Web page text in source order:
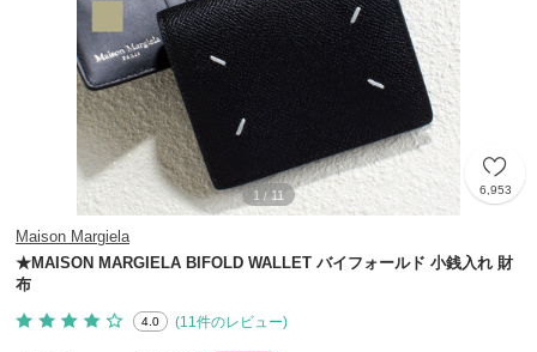
1 / 11 6,953
Maison Margiela
★MAISON MARGIELA BIFOLD WALLET バイフォールド 小銭入れ 財
布
4.0 (11件のレビュー)